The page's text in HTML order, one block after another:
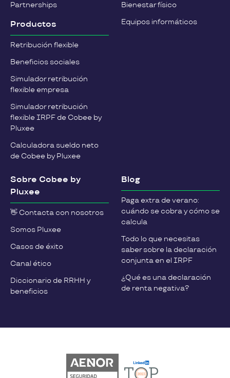
Partnerships
Productos
Retribución flexible
Beneficios sociales
Simulador retribución
flexible empresa
Simulador retribución
flexible IRPF de Cobee by
Pluxee
Calculadora sueldo neto
de Cobee by Pluxee
Bienestar físico
Equipos informáticos
Sobre Cobee by
Pluxee
👋 Contacta con nosotros
Somos Pluxee
Casos de éxito
Canal ético
Diccionario de RRHH y
beneficios
Blog
Paga extra de verano:
cuándo se cobra y cómo se
calcula
Todo lo que necesitas
saber sobre la declaración
conjunta en el IRPF
¿Qué es una declaración
de renta negativa?